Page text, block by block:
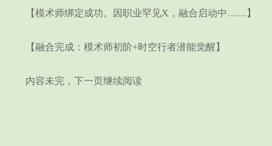
【模术师绑定成功。因职业罕见X，融合启动中……】
【融合完成：模术师初阶+时空行者潜能觉醒】
内容未完，下一页继续阅读